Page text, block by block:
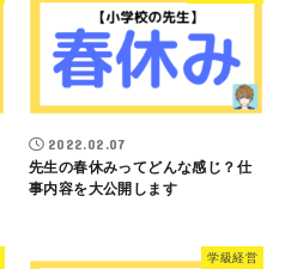
2022.02.07
先生の春休みってどんな感じ？仕
事内容を大公開します
学級経営